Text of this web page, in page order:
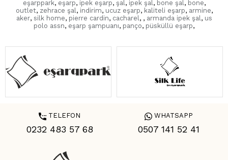
eşarppark, eşarp, ipek eşarp, şal , ipek şal , bone şal , bone,
outlet, zehrace şal , indirim, ucuz eşarp, kaliteli eşarp, armine,
aker, silk home, pierre cardin, cacharel , , armanda ipek şal , us
polo assn, eşarp şampuanı, panço, püsküllü eşarp,
TELEFON
0232 483 57 68
WHATSAPP
0507 141 52 41